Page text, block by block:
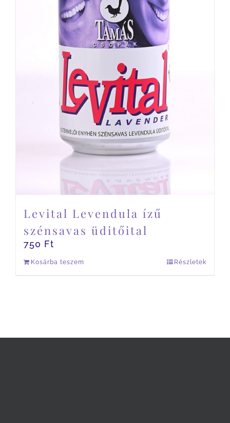
Levital Levendula ízű
szénsavas üditőital
750 Ft
Kosárba teszem Részletek